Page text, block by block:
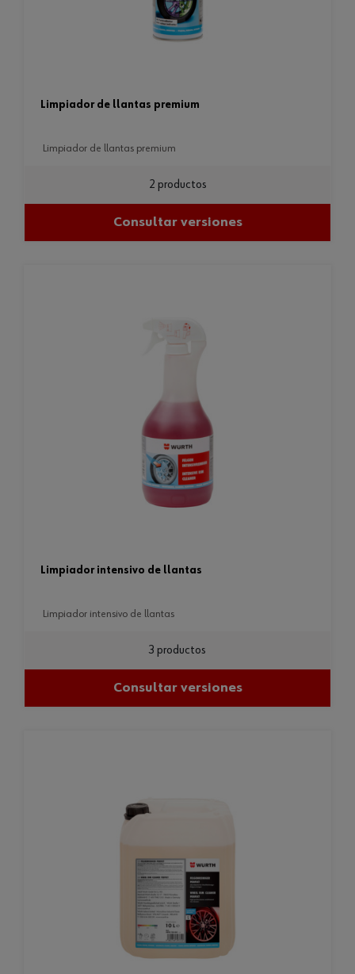
limpiador de llantas premium
limpiador de llantas premium
2 productos
Consultar versiones
limpiador intensivo de llantas
limpiador intensivo de llantas
3 productos
Consultar versiones